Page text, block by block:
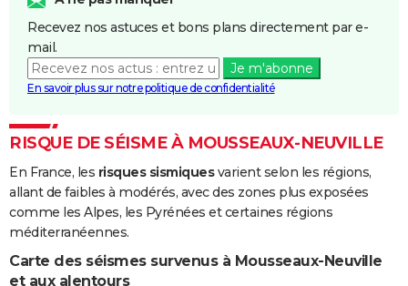
Recevez nos astuces et bons plans directement par e-
mail.
Je m'abonne
En savoir plus sur notre politique de confidentialité
RISQUE DE SÉISME À MOUSSEAUX-NEUVILLE
En France, les risques sismiquesvarient selon les régions,
allant de faibles à modérés, avec des zones plus exposées
comme les Alpes, les Pyrénées et certaines régions
méditerranéennes.
Carte des séismes survenus à Mousseaux-Neuville
et aux alentours